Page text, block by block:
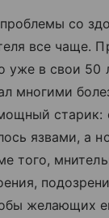
со
все чаще.
уже в свои 50
многими
старик:
язвами, а
того,
желающих